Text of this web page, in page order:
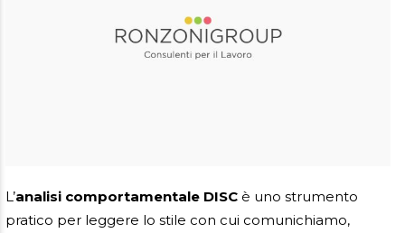
L’analisi comportamentale DISC è uno strumento
pratico per leggere lo stile con cui comunichiamo,